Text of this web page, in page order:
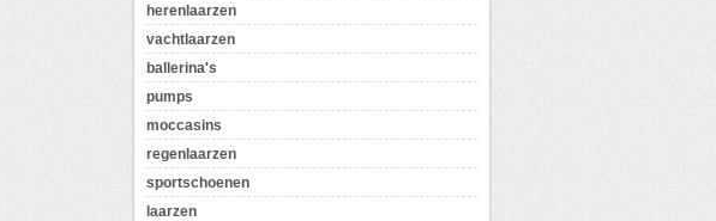
herenlaarzen
vachtlaarzen
ballerina's
pumps
moccasins
regenlaarzen
sportschoenen
laarzen